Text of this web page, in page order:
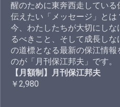
醒のために東奔西走してい
伝えたい「メッセージ」とは
今、わたしたちが大切にし
るべきこと、そして成長し
の道標となる最新の保江情
のが「月刊保江邦夫」です。
【月額制】月刊保江邦夫
￥2,980